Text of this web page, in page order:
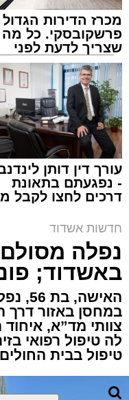
צילום: דוברות איחוד
מערכת האתר / 15:39 07.08.26
איחוד הצלה,
אירוע דרמטי
שגבר בן
ברובע י"א בעיר,
להפסקת פעילות
למקום הוזעקו מיד
ארגון "איחוד
הכרה, ופתחו
מכרז הדירות
פרשקובסקי. כל מה
שצריך לדעת לפני
שמגישים הצעה
באשדוד
עורך דין דותן
- נפגעתם בתאונת
דרכים לחצו לקבל
חדשות אשדוד
נפלה
באשדוד;
במחסן באזור דרך
צוותי מד”א,
לה טיפול רפואי
טיפול בבית